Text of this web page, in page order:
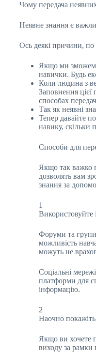
Чому передача
Неявне знання є
Ось деякі причини, по
Якщо ми зможемо
навички. Будь
Коли людина з
Заповнення
способах
Так як неявні
Тепер давайте
навику, скільки
Способи для
Якщо так важко
дозволять вам
знання за
1
Використовуйте
Форуми та групи
можливість
можуть не
Соціальні
платформи для
інформацію.
2
Наочно
Якщо ви хочете
виходу за рамки